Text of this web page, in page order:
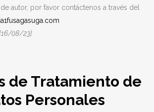
autor, por favor contáctenos a través del
08/23]
de Tratamiento de
Personales